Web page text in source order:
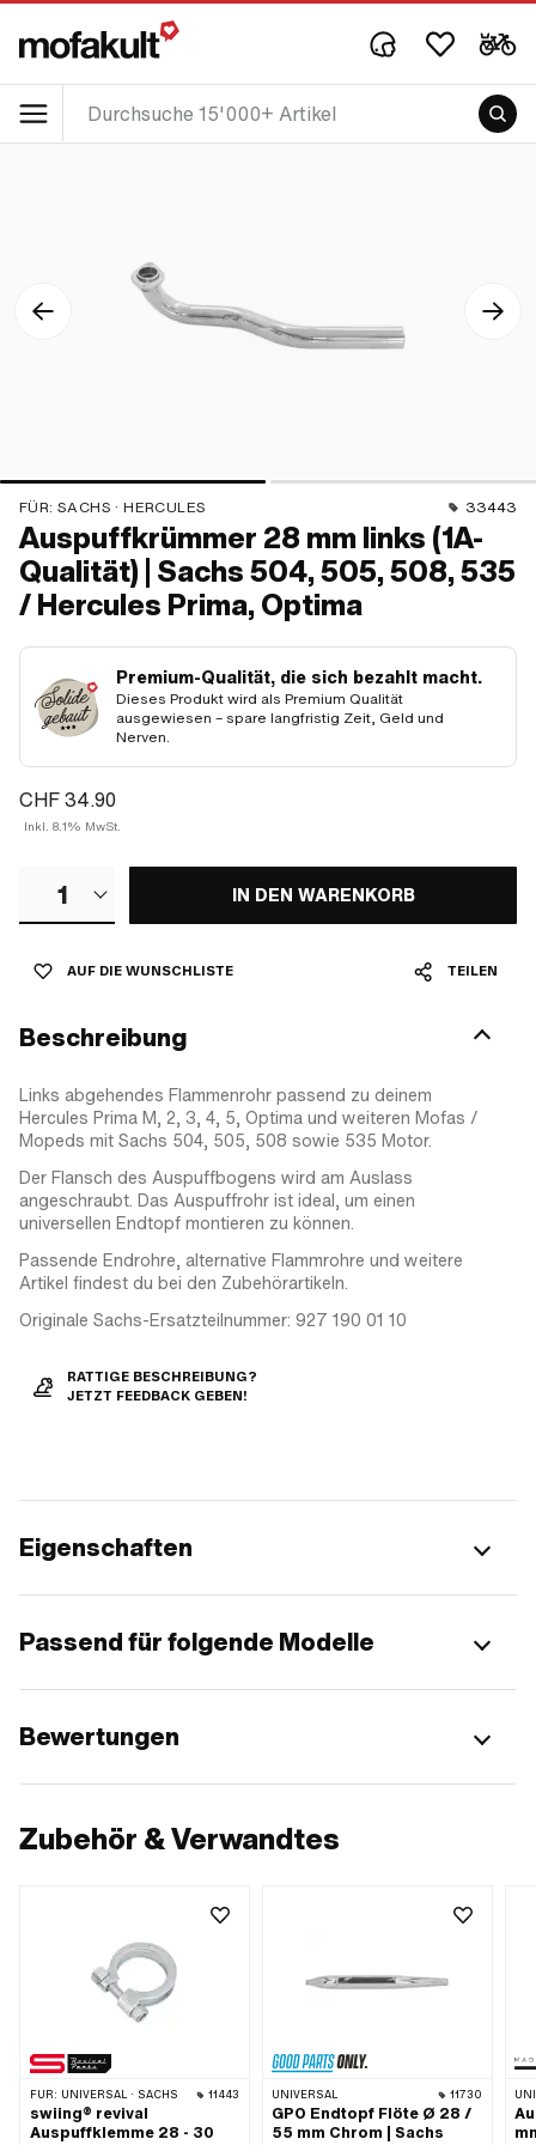
FÜR: SACHS · HERCULES 33443
Auspuffkrümmer 28 mm links (1A-
Qualität) | Sachs 504, 505, 508, 535
/ Hercules Prima, Optima
Premium-Qualität, die sich bezahlt macht.
Dieses Produkt wird als Premium Qualität
ausgewiesen – spare langfristig Zeit, Geld und
Nerven.
CHF 34.90
Inkl. 8.1% MwSt.
1 IN DEN WARENKORB
AUF DIE WUNSCHLISTE TEILEN
Beschreibung
Links abgehendes Flammenrohr passend zu deinem
Hercules Prima M, 2, 3, 4, 5, Optima und weiteren Mofas /
Mopeds mit Sachs 504, 505, 508 sowie 535 Motor.
Der Flansch des Auspuffbogens wird am Auslass
angeschraubt. Das Auspuffrohr ist ideal, um einen
universellen Endtopf montieren zu können.
Passende Endrohre, alternative Flammrohre und weitere
Artikel findest du bei den Zubehörartikeln.
Originale Sachs-Ersatzteilnummer: 927 190 01 10
RATTIGE BESCHREIBUNG?
JETZT FEEDBACK GEBEN!
Eigenschaften
Passend für folgende Modelle
Bewertungen
Zubehör & Verwandtes
FÜR: UNIVERSAL · SACHS 11443
swiing® revival
Auspuffklemme 28 - 30
UNIVERSAL 11730
GPO Endtopf Flöte Ø 28 /
55 mm Chrom | Sachs